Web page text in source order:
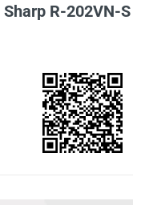
R-202VN-S